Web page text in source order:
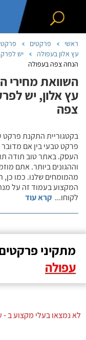
ראשי פרקטים
עץ אלון בעפולה
יש
הנחה צפה בעפולה
השוואת
עץ אלון, יש
צפה
בקטגוריית התקנת פרקט
פרקט טבעי בין אם
העסק. באתר טוב תודה
וההגונים ביותר. אתם
מהמומחים שלנו. כמו כן,
המקצוע בעמוד זה על
לקוחו... קרא עוד
מתקיני
עפולה
לא נמצאו בעלי מקצוע ב -